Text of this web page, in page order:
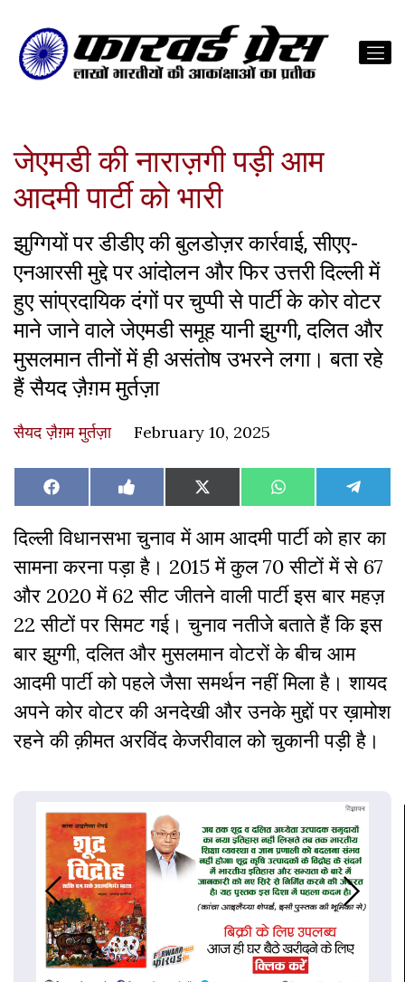
जेएमडी की नाराज़गी पड़ी आम
आदमी पार्टी को भारी
झुग्गियों पर डीडीए की बुलडोज़र कार्रवाई, सीएए-
एनआरसी मुद्दे पर आंदोलन और फिर उत्तरी दिल्ली में
हुए सांप्रदायिक दंगों पर चुप्पी से पार्टी के कोर वोटर
माने जाने वाले जेएमडी समूह यानी झुग्गी, दलित और
मुसलमान तीनों में ही असंतोष उभरने लगा। बता रहे
हैं सैयद ज़ैग़म मुर्तज़ा
सैयद ज़ैग़म मुर्तज़ा February 10, 2025
Share
on
Facebook Share
on
Like
on
Facebook
Share
on
X
(Twitter)
Share
on
WhatsAppShare
on
दिल्ली विधानसभा चुनाव में आम आदमी पार्टी को हार का
सामना करना पड़ा है। 2015 में कुल 70 सीटों में से 67
और 2020 में 62 सीट जीतने वाली पार्टी इस बार महज़
22 सीटों पर सिमट गई। चुनाव नतीजे बताते हैं कि इस
बार झुग्गी, दलित और मुसलमान वोटरों के बीच आम
आदमी पार्टी को पहले जैसा समर्थन नहीं मिला है। शायद
अपने कोर वोटर की अनदेखी और उनके मुद्दों पर ख़ामोश
रहने की क़ीमत अरविंद केजरीवाल को चुकानी पड़ी है।